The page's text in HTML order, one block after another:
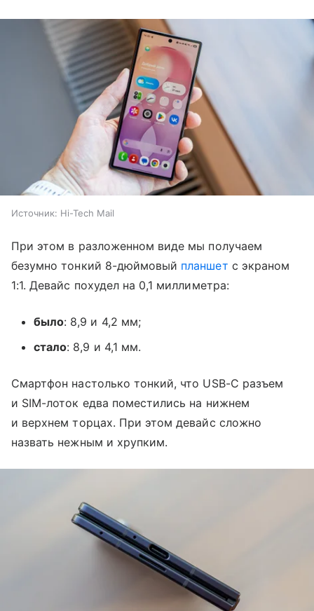
Источник: Hi-Tech Mail
При этом в разложенном виде мы получаем
безумно тонкий 8-дюймовый планшет с экраном
1:1. Девайс похудел на 0,1 миллиметра:
было: 8,9 и 4,2 мм;
стало: 8,9 и 4,1 мм.
Смартфон настолько тонкий, что USB-C разъем
и SIM-лоток едва поместились на нижнем
и верхнем торцах. При этом девайс сложно
назвать нежным и хрупким.